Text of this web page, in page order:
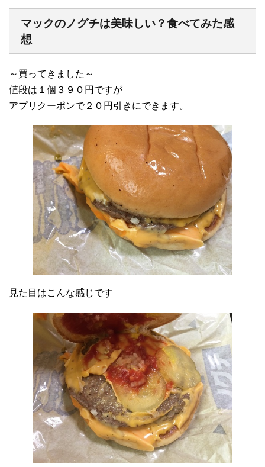
マックのノグチは美味しい？食べてみた感
想
～買ってきました～
値段は１個３９０円ですが
アプリクーポンで２０円引きにできます。
見た目はこんな感じです